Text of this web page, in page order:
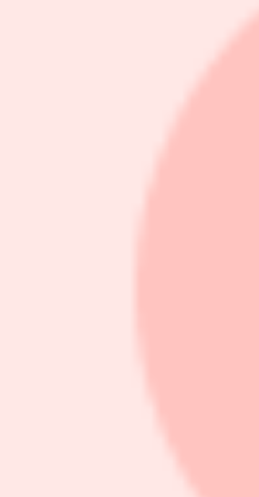
har under morgonen släppt
sina kunder på 7,8 miljarder
& Woods inlett bevakning på
bevakning på Avanza med
köp (behåll), riktkurs 700 kronor
i Sweco. Aktien ökade 2,5